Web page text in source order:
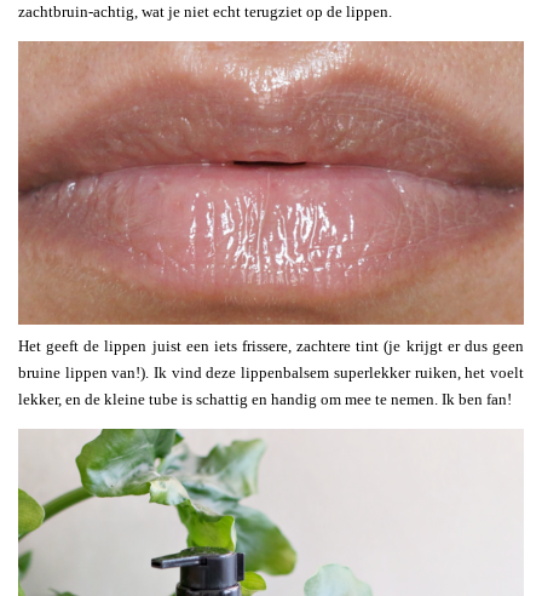
zachtbruin-achtig, wat je niet echt terugziet op de lippen.
Het geeft de lippen juist een iets frissere, zachtere tint (je krijgt er dus geen
bruine lippen van!). Ik vind deze lippenbalsem superlekker ruiken, het voelt
lekker, en de kleine tube is schattig en handig om mee te nemen. Ik ben fan!